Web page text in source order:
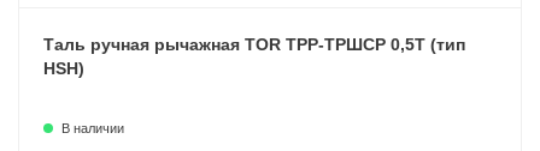
Таль ручная рычажная TOR ТРР-ТРШСР 0,5Т (тип
HSH)
В наличии